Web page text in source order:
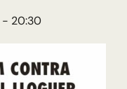
- 20:30